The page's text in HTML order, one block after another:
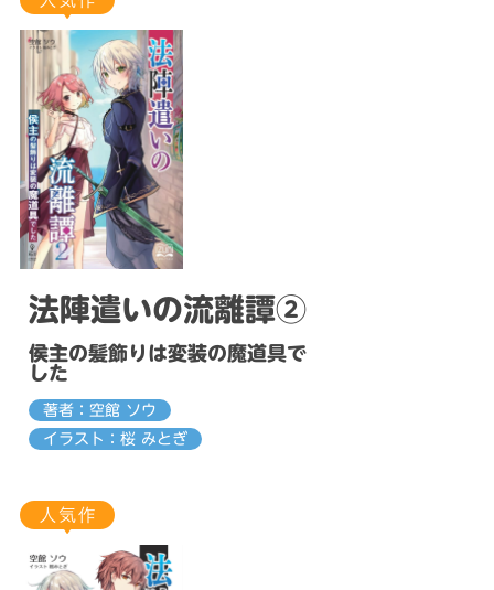
法陣遣いの流離譚②
侯主の髪飾りは変装の魔道具で
した
著者：空館 ソウ
イラスト：桜 みとぎ